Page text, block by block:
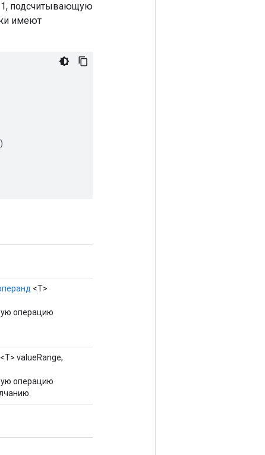
1, подсчитывающую
имеют
)
<T>
операцию
<T> valueRange,
операцию